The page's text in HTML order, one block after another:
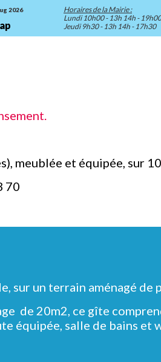
2026
Horaires de la Mairie :
Lundi 10h00 - 13h 14h - 19h00
Jeudi 9h30 - 13h 14h - 17h30
meublée et équipée, sur
70
un terrain aménagé de
de 20m2, ce gîte
équipée, salle de bains et